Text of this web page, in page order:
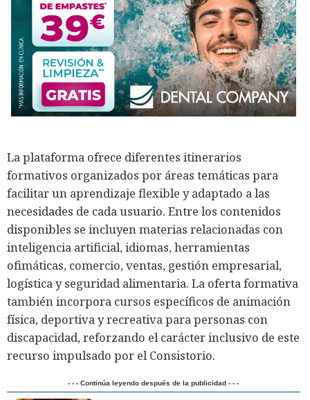
La plataforma ofrece diferentes itinerarios
formativos organizados por áreas temáticas para
facilitar un aprendizaje flexible y adaptado a las
necesidades de cada usuario. Entre los contenidos
disponibles se incluyen materias relacionadas con
inteligencia artificial, idiomas, herramientas
ofimáticas, comercio, ventas, gestión empresarial,
logística y seguridad alimentaria. La oferta formativa
también incorpora cursos específicos de animación
física, deportiva y recreativa para personas con
discapacidad, reforzando el carácter inclusivo de este
recurso impulsado por el Consistorio.
- - - Continúa leyendo después de la publicidad - - -